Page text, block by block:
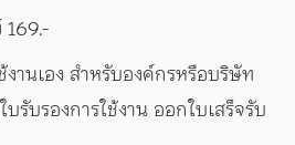
านเอง สำหรับองค์กรหรือบริษัท
รับรองการใช้งาน ออกใบเสร็จรับ